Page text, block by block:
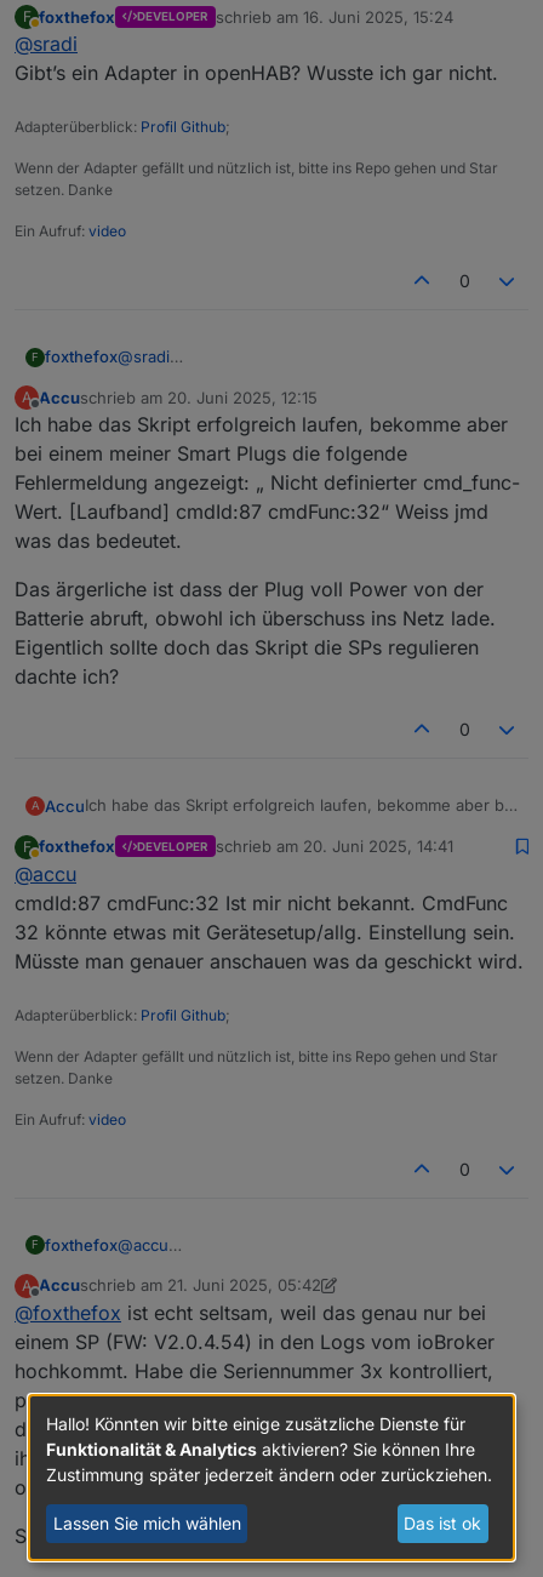
sinnvoll.
Da ich allerdings iobroker nur wg.@Waly_de's Skript
laufen habe, steige ich stattdessen lieber tiefer in eine
F
Abwesend
foxthefox DEVELOPER schrieb am 16. Juni 2025, 15:24
zuletzt editiert von
@sradi
Gibt’s ein Adapter in openHAB? Wusste ich gar nicht.
Adapterüberblick: Profil Github;
Wenn der Adapter gefällt und nützlich ist, bitte ins Repo gehen und Star
setzen. Danke
Ein Aufruf: video
0
F foxthefox@sradi
nicht.
A
Offline
Accuschrieb am 20. Juni 2025, 12:15
zuletzt editiert von
Ich habe das Skript erfolgreich laufen, bekomme aber
bei einem meiner Smart Plugs die folgende
Fehlermeldung angezeigt: „ Nicht definierter cmd_func-
Wert. [Laufband] cmdId:87 cmdFunc:32“ Weiss jmd
was das bedeutet.
Das ärgerliche ist dass der Plug voll Power von der
Batterie abruft, obwohl ich überschuss ins Netz lade.
Eigentlich sollte doch das Skript die SPs regulieren
dachte ich?
0
A AccuIch habe das Skript erfolgreich laufen, bekomme aber bei
angezeigt: „ Nicht definierter cmd_func-Wert. [Laufband]
Das ärgerliche ist dass der Plug voll Power von der
Eigentlich sollte doch das Skript die SPs regulieren
F foxthefox DEVELOPER schrieb am 20. Juni 2025, 14:41
zuletzt editiert von
@accu
cmdId:87 cmdFunc:32 Ist mir nicht bekannt. CmdFunc
32 könnte etwas mit Gerätesetup/allg. Einstellung sein.
Müsste man genauer anschauen was da geschickt wird.
Adapterüberblick: Profil Github;
Wenn der Adapter gefällt und nützlich ist, bitte ins Repo gehen und Star
setzen. Danke
Ein Aufruf: video
0
F foxthefox@accu
CmdFunc 32 könnte etwas mit Gerätesetup/allg.
Einstellung sein. Müsste man genauer anschauen
was da geschickt wird.
A
Offline
Accuschrieb am 21. Juni 2025, 05:42
zuletzt editiert von Accu
@foxthefox ist echt seltsam, weil das genau nur bei
einem SP (FW: V2.0.4.54) in den Logs vom ioBroker
hochkommt. Habe die Seriennummer 3x kontrolliert,
passt aber alles. Das ist auch der einzige SP, der i.V.m.
dem Skript immer die Leistung von dem Gerät das an
ihm hängt voll aus der Batterie zieht, ohne zu schauen,
ob ich gerade Überschuss habe oder nicht.
Sehe gerade dass alle Plugs jetzt den Fehler werfen:
Hallo! Könnten wir bitte einige zusätzliche Dienste für
Funktionalität & Analytics aktivieren? Sie können Ihre
Zustimmung später jederzeit ändern oder zurückziehen.
Lassen Sie mich wählen Das ist ok